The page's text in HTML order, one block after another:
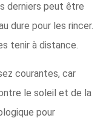
derniers peut être
dure pour les rincer.
tenir à distance.
courantes, car
le soleil et de la
pour